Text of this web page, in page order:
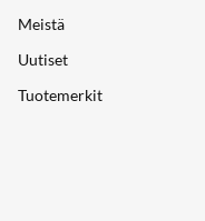
Meistä
Uutiset
Tuotemerkit